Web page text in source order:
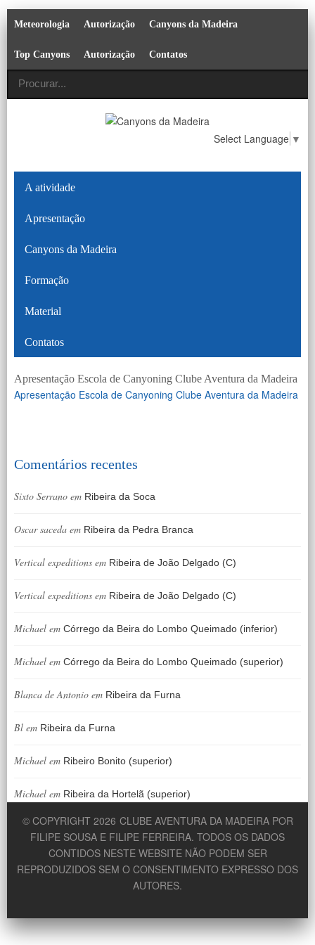
Meteorologia Autorização Canyons da Madeira
Top Canyons Autorização Contatos
Select Language ▼
A atividade
Apresentação
Canyons da Madeira
Formação
Material
Contatos
Apresentação Escola de Canyoning Clube Aventura da Madeira
Apresentação Escola de Canyoning Clube Aventura da Madeira
Comentários recentes
Sixto Serrano em Ribeira da Soca
Oscar saceda em Ribeira da Pedra Branca
Vertical expeditions em Ribeira de João Delgado (C)
Vertical expeditions em Ribeira de João Delgado (C)
Michael em Córrego da Beira do Lombo Queimado (inferior)
Michael em Córrego da Beira do Lombo Queimado (superior)
Blanca de Antonio em Ribeira da Furna
Bl em Ribeira da Furna
Michael em Ribeiro Bonito (superior)
Michael em Ribeira da Hortelã (superior)
© COPYRIGHT 2026 CLUBE AVENTURA DA MADEIRA POR
FILIPE SOUSA E FILIPE FERREIRA. TODOS OS DADOS
CONTIDOS NESTE WEBSITE NÃO PODEM SER
REPRODUZIDOS SEM O CONSENTIMENTO EXPRESSO DOS
AUTORES.